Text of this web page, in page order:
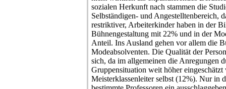
sozialen Herkunft nach stammen die
Selbständigen- und Angestelltenbereich,
restriktiver, Arbeiterkinder haben in der
Bühnengestaltung mit 22% und in der
Anteil. Ins Ausland gehen vor allem die
Modeabsolventen. Die Qualität der
sich, da im allgemeinen die Anregungen
Gruppensituation weit höher
Meisterklassenleiter selbst (12%). Nur in